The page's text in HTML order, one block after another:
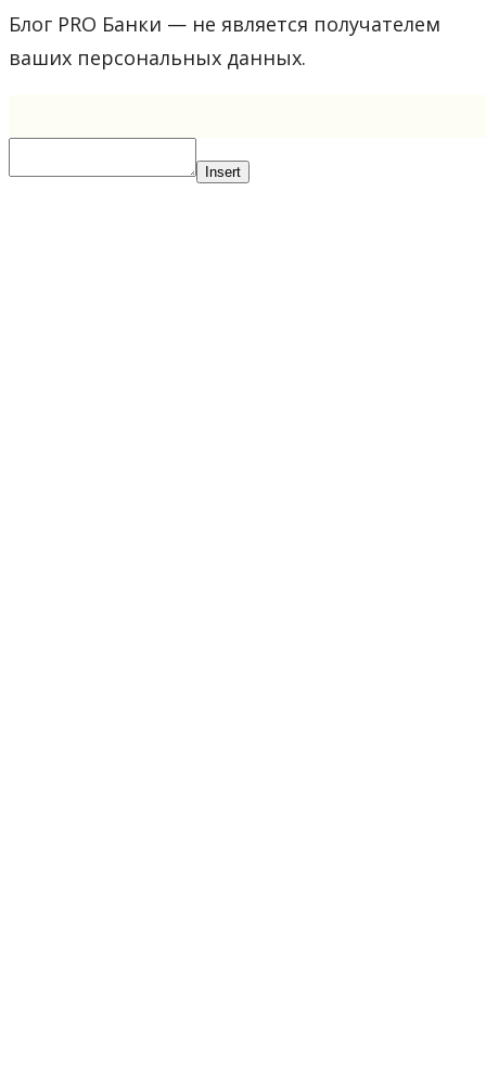
Блог PRO Банки — не является получателем
ваших персональных данных.
Insert